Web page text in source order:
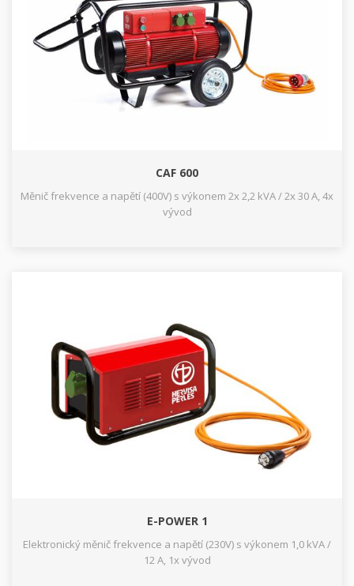
CAF 600
Měnič frekvence a napětí (400V) s výkonem 2x 2,2 kVA / 2x 30 A, 4x
vývod
E-POWER 1
Elektronický měnič frekvence a napětí (230V) s výkonem 1,0 kVA /
12 A, 1x vývod